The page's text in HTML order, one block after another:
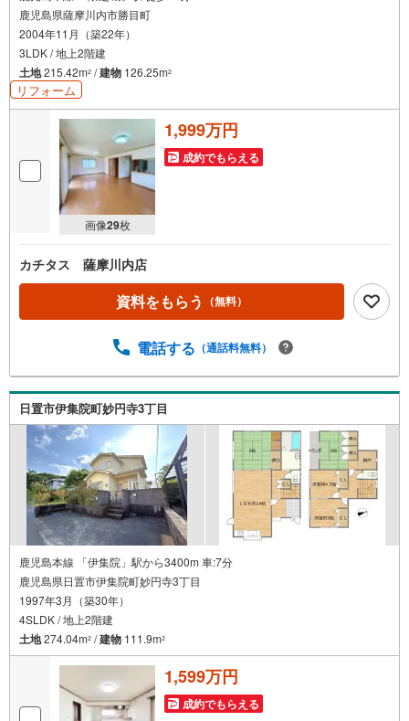
鹿児島県薩摩川内市勝目町
2004年11月（築22年）
3LDK / 地上2階建
土地215.42m2 /建物 126.25m2
リフォーム
画像29枚
1,999万円
成約でもらえる
カチタス 薩摩川内店
資料をもらう （無料）
電話する （通話料無料）
日置市伊集院町妙円寺3丁目
鹿児島本線 「伊集院」駅から3400m 車:7分
鹿児島県日置市伊集院町妙円寺3丁目
1997年3月（築30年）
4SLDK / 地上2階建
土地274.04m2 /建物 111.9m2
1,599万円
成約でもらえる